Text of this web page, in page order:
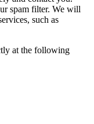
spam filter. We will
such as
at the following